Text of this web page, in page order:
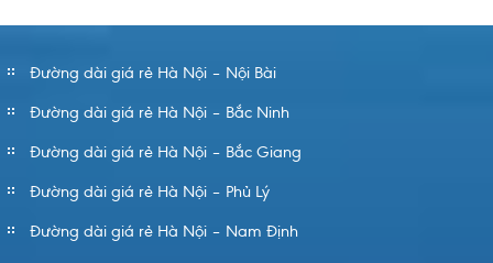
Đường dài giá rẻ Hà Nội – Nội Bài
Đường dài giá rẻ Hà Nội – Bắc Ninh
Đường dài giá rẻ Hà Nội – Bắc Giang
Đường dài giá rẻ Hà Nội – Phủ Lý
Đường dài giá rẻ Hà Nội – Nam Định